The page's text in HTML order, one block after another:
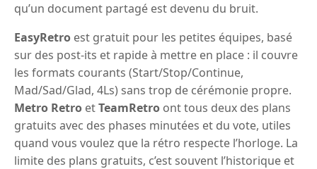
qu’un document partagé est devenu du bruit.
EasyRetro est gratuit pour les petites équipes, basé
sur des post-its et rapide à mettre en place : il couvre
les formats courants (Start/Stop/Continue,
Mad/Sad/Glad, 4Ls) sans trop de cérémonie propre.
Metro Retro etTeamRetro ont tous deux des plans
gratuits avec des phases minutées et du vote, utiles
quand vous voulez que la rétro respecte l’horloge. La
limite des plans gratuits, c’est souvent l’historique et